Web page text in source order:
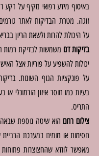
באיסוף מידע רפואי מקיף על רקע
זוגה. מטרת הבדיקות לאתר
על היכולת להרות ולשאת הריון
בדיקות דם משמשות לבדיקת רמות
יכולות להשפיע על פוריות אצל
על פונקציות הגוף השונות.
בעיות כמו חוסר איזון הורמונלי או
התריס.
צילום רחם הוא שיטה נוספת שבאה
חסימות או מומים במערכת
מאפשר לוודא שהחצוצרות